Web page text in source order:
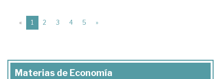
« 1 (current)
2 3 4 5 »
Materias de Economía